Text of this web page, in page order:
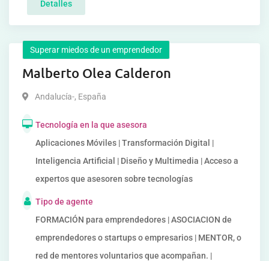
Detalles
Superar miedos de un emprendedor
Malberto Olea Calderon
Andalucía-, España
Tecnología en la que asesora
Aplicaciones Móviles | Transformación Digital |
Inteligencia Artificial | Diseño y Multimedia | Acceso a
expertos que asesoren sobre tecnologías
Tipo de agente
FORMACIÓN para emprendedores | ASOCIACION de
emprendedores o startups o empresarios | MENTOR, o
red de mentores voluntarios que acompañan. |